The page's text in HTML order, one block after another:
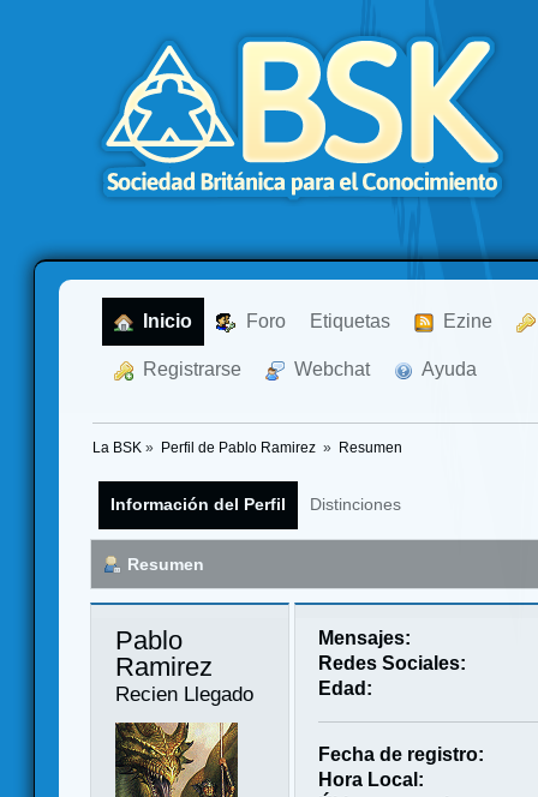
Inicio Foro Etiquetas Ezine
Registrarse Webchat Ayuda
La BSK » Perfil de Pablo Ramirez » Resumen
Información del Perfil Distinciones
Resumen
Pablo
Ramirez
Recien Llegado
Mensajes:
Redes Sociales:
Edad:
Fecha de registro:
Hora Local: